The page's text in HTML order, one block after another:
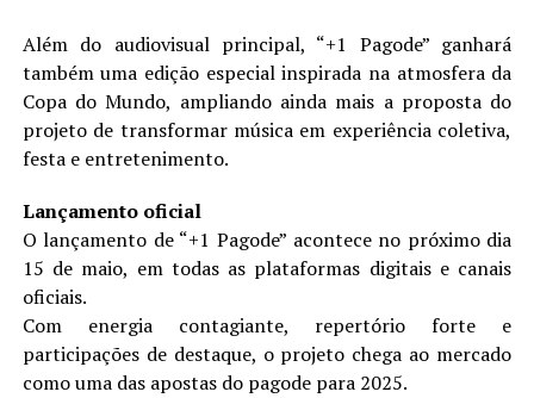
Além do audiovisual principal, “+1 Pagode” ganhará
também uma edição especial inspirada na atmosfera da
Copa do Mundo, ampliando ainda mais a proposta do
projeto de transformar música em experiência coletiva,
festa e entretenimento.
Lançamento oficial
O lançamento de “+1 Pagode” acontece no próximo dia
15 de maio, em todas as plataformas digitais e canais
oficiais.
Com energia contagiante, repertório forte e
participações de destaque, o projeto chega ao mercado
como uma das apostas do pagode para 2025.